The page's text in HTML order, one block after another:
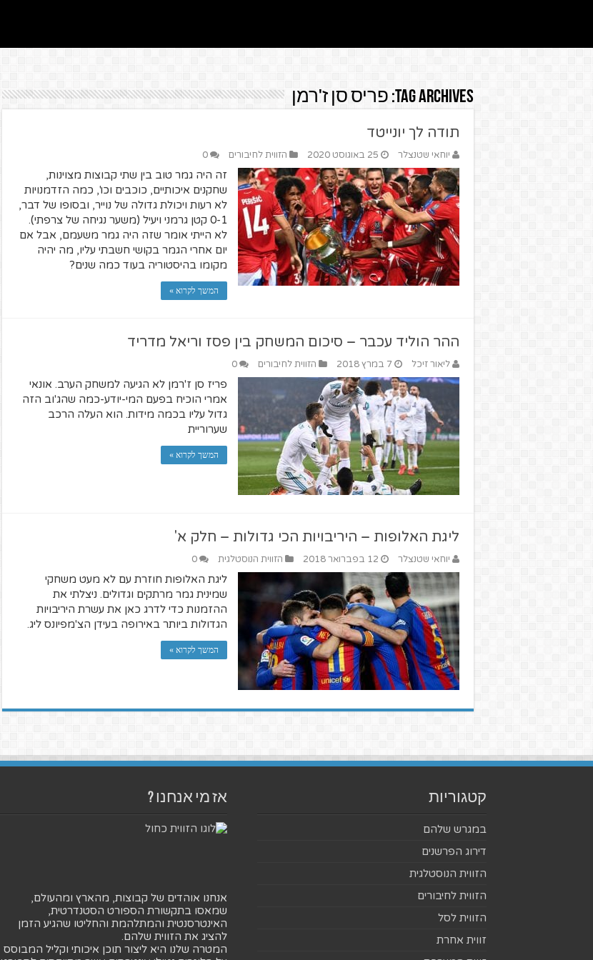
Tag Archives: פריס סן ז'רמן
תודה לך יונייטד
יוחאי שטנצלר 25 באוגוסט 2020 הזווית לחיבורים 0
זה היה גמר טוב בין שתי קבוצות מצוינות,
שחקנים איכותיים, כוכבים וכו', כמה הזדמנויות
לא רעות ויכולת גדולה של נוייר, ובסופו של דבר,
0-1 קטן גרמני ויעיל (משער נגיחה של צרפתי).
לא הייתי אומר שזה היה גמר משעמם, אבל אם
יום אחרי הגמר בקושי חשבתי עליו, מה יהיה
מקומו בהיסטוריה בעוד כמה שנים?
המשך לקרוא »
ההר הוליד עכבר – סיכום המשחק בין פסז וריאל מדריד
ליאור זיכל 7 במרץ 2018 הזווית לחיבורים 0
פריז סן ז'רמן לא הגיעה למשחק הערב. אונאי
אמרי הוכיח בפעם המי-יודע-כמה שהג'וב הזה
גדול עליו בכמה מידות. הוא העלה הרכב
שערוריית
המשך לקרוא »
ליגת האלופות – היריבויות הכי גדולות – חלק א'
יוחאי שטנצלר 12 בפברואר 2018 הזווית הנוסטלגית 0
ליגת האלופות חוזרת עם לא מעט משחקי
שמינית גמר מרתקים וגדולים. ניצלתי את
ההזמנות כדי לדרג כאן את עשרת היריבויות
הגדולות ביותר באירופה בעידן הצ'מפיונס ליג.
המשך לקרוא »
קטגוריות
במגרש שלהם
דירוג הפרשנים
הזווית הנוסטלגית
הזווית לחיבורים
הזווית לסל
זווית אחרת
אז מי אנחנו ?
אנחנו אוהדים של קבוצות, מהארץ ומהעולם,
שמאסו בתקשורת הספורט הסטנדרטית,
האינטרסנטית והמתלהמת והחליטו שהגיע הזמן
להציג את הזווית שלהם.
המטרה שלנו היא ליצור תוכן איכותי וקליל המבוסס